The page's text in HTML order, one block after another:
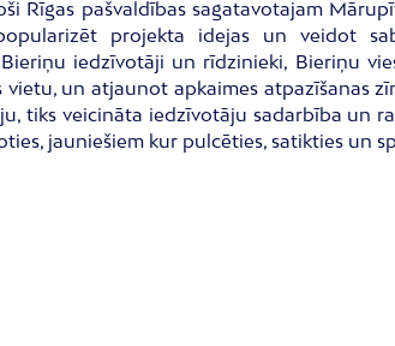
Rīgas pašvaldības sagatavotajam
projekta idejas un veidot
iedzīvotāji un rīdzinieki, Bieriņu
un atjaunot apkaimes atpazīšanas
tiks veicināta iedzīvotāju sadarbība un
jauniešiem kur pulcēties, satikties un